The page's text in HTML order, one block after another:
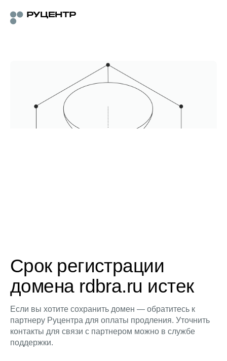
Срок регистрации
домена rdbra.ru истек
Если вы хотите сохранить домен — обратитесь к
партнеру Руцентра для оплаты продления. Уточнить
контакты для связи с партнером можно в службе
поддержки.